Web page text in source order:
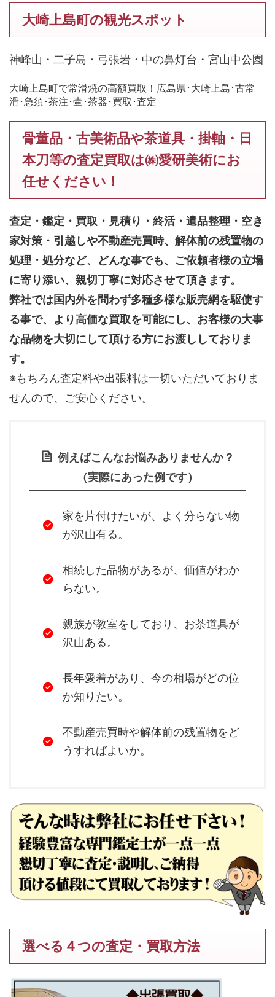
大崎上島町の観光スポット
神峰山・二子島・弓張岩・中の鼻灯台・宮山中公園
大崎上島町で常滑焼の高額買取！広島県･大崎上島･古常
滑･急須･茶注･壷･茶器･買取･査定
骨董品・古美術品や茶道具・掛軸・日
本刀等の査定買取は㈱愛研美術にお
任せください！
査定・鑑定・買取・見積り・終活・遺品整理・空き
家対策・引越しや不動産売買時、解体前の残置物の
処理・処分など、どんな事でも、 ご依頼者様の立場
に寄り添い、親切丁寧に対応させて頂きます。
弊社では国内外を問わず多種多様な販売網を駆使す
る事で、より高価な買取を可能にし、お客様の大事
な品物を大切にして頂ける方にお渡ししておりま
す。
※もちろん査定料や出張料は一切いただいておりま
せんので、ご安心ください。
例えばこんなお悩みありませんか？
（実際にあった例です）
家を片付けたいが、よく分らない物
が沢山有る。
相続した品物があるが、価値がわか
らない。
親族が教室をしており、お茶道具が
沢山ある。
長年愛着があり、今の相場がどの位
か知りたい。
不動産売買時や解体前の残置物をど
うすればよいか。
選べる４つの査定・買取方法